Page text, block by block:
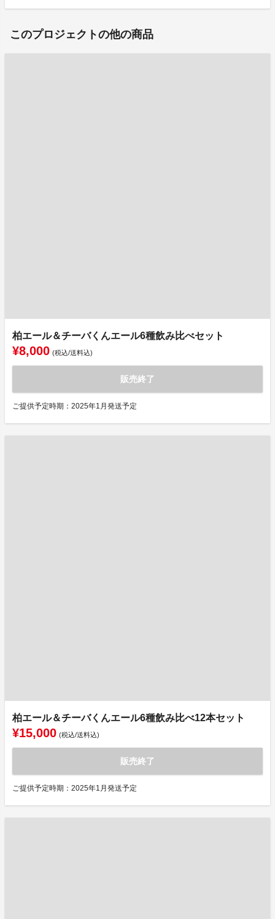
このプロジェクトの他の商品
柏エール＆チーバくんエール6種飲み比べセット
¥8,000 (税込/送料込)
販売終了
ご提供予定時期：2025年1月発送予定
柏エール＆チーバくんエール6種飲み比べ12本セット
¥15,000 (税込/送料込)
販売終了
ご提供予定時期：2025年1月発送予定